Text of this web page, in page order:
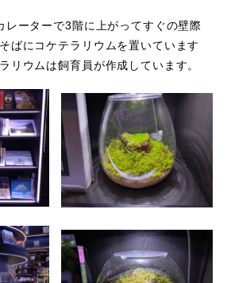
レーターで3階に上がってすぐの壁際
ばにコケテラリウムを置いています
リウムは飼育員が作成しています。